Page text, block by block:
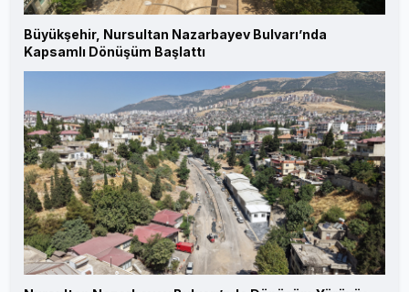
Büyükşehir, Nursultan Nazarbayev Bulvarı’nda
Kapsamlı Dönüşüm Başlattı